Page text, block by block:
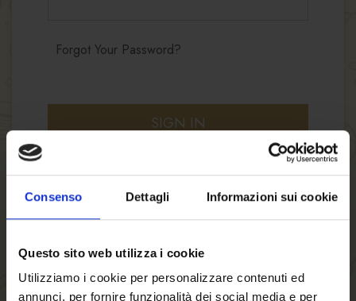
Consenso Dettagli Informazioni sui cookie
Questo sito web utilizza i cookie
Utilizziamo i cookie per personalizzare contenuti ed
annunci, per fornire funzionalità dei social media e per
SIGN IN
Forgot Your Password?
NEW CUSTOMERS